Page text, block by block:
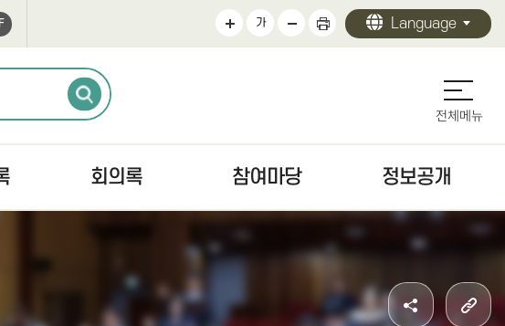
가 Language
회의록
구정질문
참여마당
청원/진정 안내
주민조례청구안내
정보공개
정보공개 안내
의원 활동
전체메뉴